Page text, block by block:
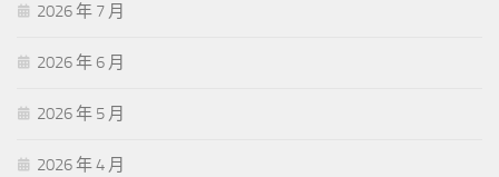
2026 年 7 月
2026 年 6 月
2026 年 5 月
2026 年 4 月